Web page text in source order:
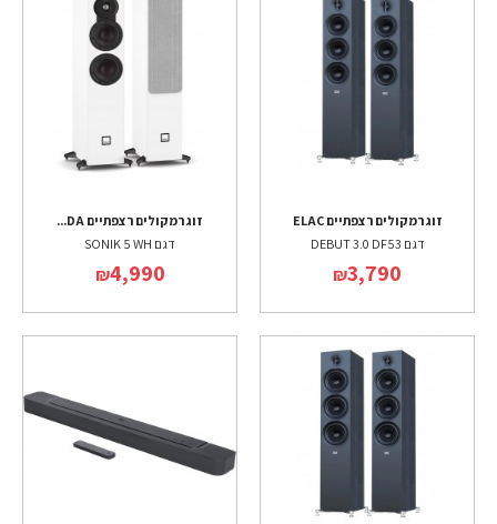
זוג רמקולים רצפתיים ELAC
דגם DEBUT 3.0 DF53
₪3,790
זוג רמקולים רצפתיים DA...
דגם SONIK 5 WH
₪4,990